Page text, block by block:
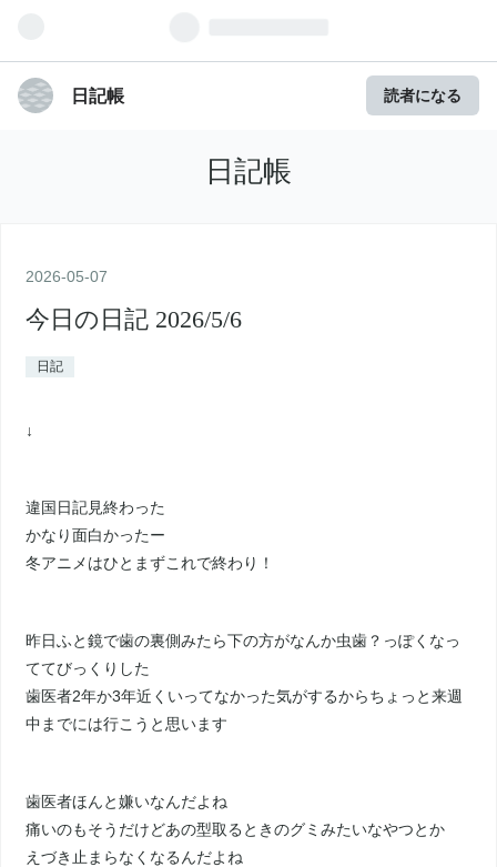
日記帳 読者になる
日記帳
2026-05-07
今日の日記 2026/5/6
日記
↓
違国日記見終わった
かなり面白かったー
冬アニメはひとまずこれで終わり！
昨日ふと鏡で歯の裏側みたら下の方がなんか虫歯？っぽくなっ
ててびっくりした
歯医者2年か3年近くいってなかった気がするからちょっと来週
中までには行こうと思います
歯医者ほんと嫌いなんだよね
痛いのもそうだけどあの型取るときのグミみたいなやつとか
えづき止まらなくなるんだよね